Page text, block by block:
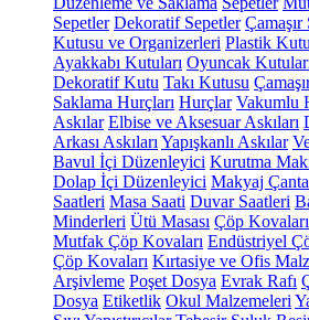
Sepetler Dekoratif Sepetler Çamaşır
Kutusu ve Organizerleri Plastik
Ayakkabı Kutuları Oyuncak
Dekoratif Kutu Takı Kutusu
Saklama Hurçları Hurçlar Vakumlu
Askılar Elbise ve Aksesuar Askıları
Arkası Askıları Yapışkanlı Askılar
Bavul İçi Düzenleyici Kurutma
Dolap İçi Düzenleyici Makyaj
Saatleri Masa Saati Duvar Saatleri
Minderleri Ütü Masası Çöp Kovaları
Mutfak Çöp Kovaları Endüstriyel
Çöp Kovaları Kırtasiye ve Ofis
Arşivleme Poşet Dosya Evrak Rafı
Dosya Etiketlik Okul Malzemeleri